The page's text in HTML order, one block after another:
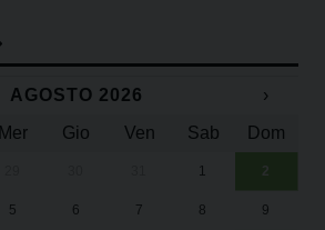
AGOSTO 2026
›
Mer Gio Ven Sab Dom
1 2
5 6 7 8 9